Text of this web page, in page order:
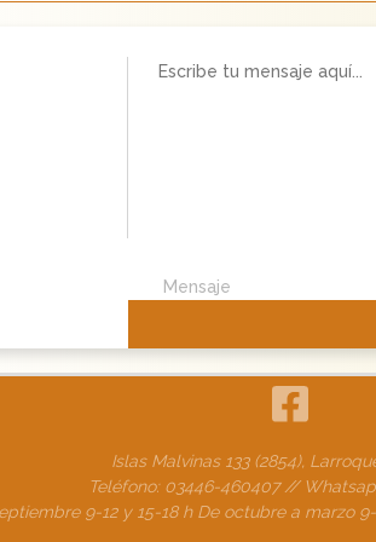
Mensaje
Islas Malvinas 133 (2854),
Teléfono: 03446-460407//
9-12 y 15-18 h De octubre a marzo